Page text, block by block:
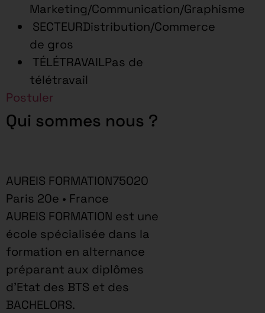
Marketing/Communication/Graphisme
SECTEURDistribution/Commerce
de gros
TÉLÉTRAVAILPas de
télétravail
Postuler
Qui sommes nous ?
AUREIS FORMATION75020
Paris 20e • France
AUREIS FORMATION est une
école spécialisée dans la
formation en alternance
préparant aux diplômes
d’Etat des BTS et des
BACHELORS.